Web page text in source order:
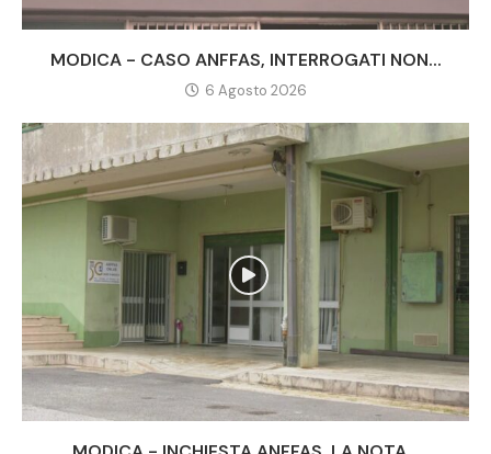
MODICA - CASO ANFFAS, INTERROGATI NON...
6 Agosto 2026